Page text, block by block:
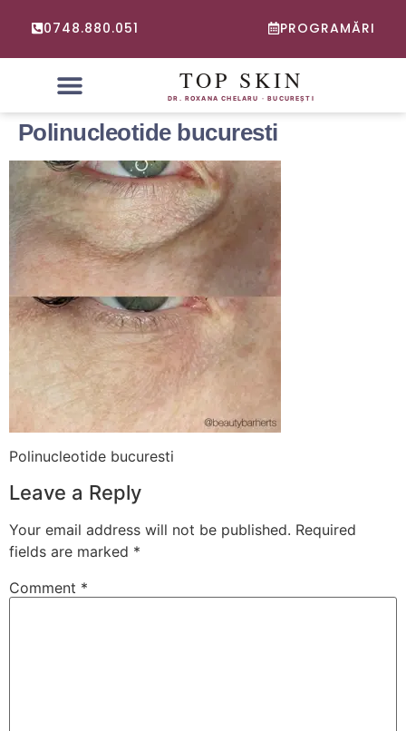
0748.880.051 PROGRAMĂRI
Polinucleotide bucuresti
Polinucleotide bucuresti
Leave a Reply
Your email address will not be published. Required
fields are marked *
Comment *